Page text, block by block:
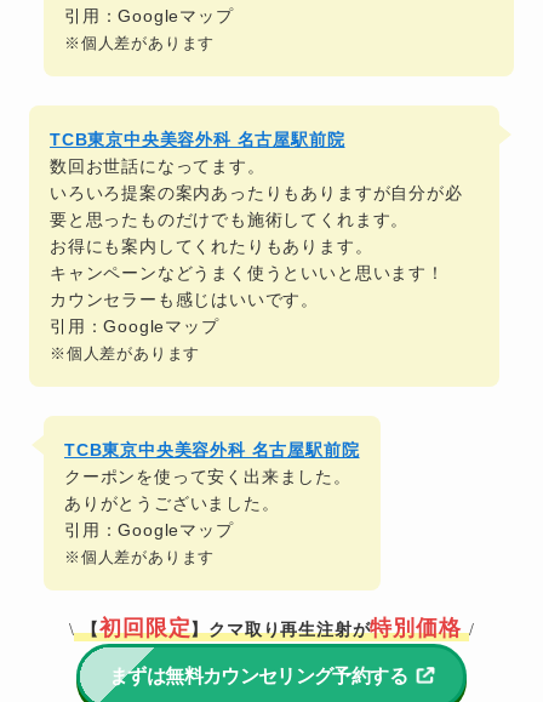
引用：Googleマップ
※個人差があります
TCB東京中央美容外科 名古屋駅前院
数回お世話になってます。
いろいろ提案の案内あったりもありますが自分が必
要と思ったものだけでも施術してくれます。
お得にも案内してくれたりもあります。
キャンペーンなどうまく使うといいと思います！
カウンセラーも感じはいいです。
引用：Googleマップ
※個人差があります
TCB東京中央美容外科 名古屋駅前院
クーポンを使って安く出来ました。
ありがとうございました。
引用：Googleマップ
※個人差があります
\ 【初回限定】クマ取り再生注射が特別価格 /
まずは無料カウンセリング予約する